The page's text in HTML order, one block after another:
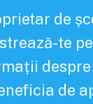
de
te
de